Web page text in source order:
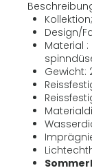
Design/
Material
Gewicht: